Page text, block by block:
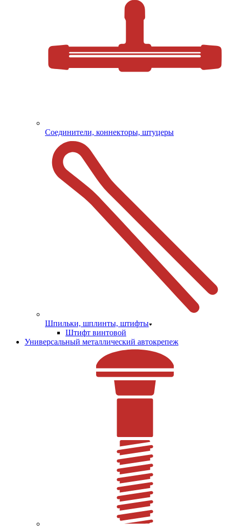
Соединители, коннекторы, штуцеры
Шпильки, шплинты, штифты
Штифт винтовой
Универсальный металлический автокрепеж